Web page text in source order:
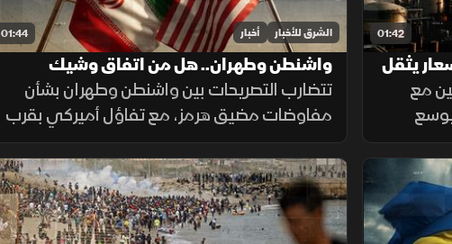
01:42
يثقل
مع
يوسع
إلى
01:44 الشرق للأخبار أخبار
واشنطن وطهران.. هل من اتفاق وشيك
تتضارب التصريحات بين واشنطن وطهران بشأن
مفاوضات مضيق هرمز، مع تفاؤل أميركي بقرب
اتفاق محتمل ونفي إيراني لمحادثات مباشرة،
بينما تستمر الوساطات الإقليمية لخفض التوتر.